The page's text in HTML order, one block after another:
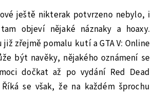
ještě nikterak potvrzeno nebylo, i
objeví nějaké náznaky a hoaxy.
již zřejmě pomalu kutí a GTA V: Online
být navěky, nějakého oznámení se
dočkat až po vydání Red Dead
se však, že na každém šprochu